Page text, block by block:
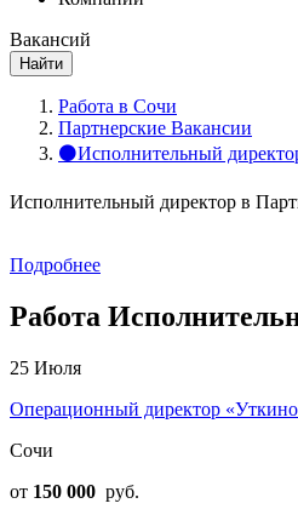
Вакансий
Найти
Работа в Сочи
Партнерские Вакансии
⚫Исполнительный
Исполнительный директор в
Подробнее
Работа
25 Июля
Операционный директор
Сочи
от 150 000 руб.